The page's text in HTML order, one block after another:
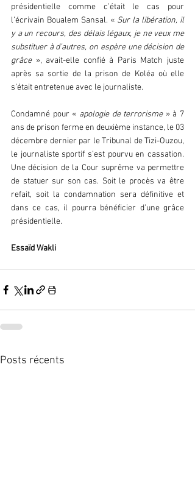
présidentielle comme c’était le cas pour
l’écrivain Boualem Sansal. « Sur la libération, il
y a un recours, des délais légaux, je ne veux me
substituer à d’autres, on espère une décision de
grâce », avait-elle confié à Paris Match juste
après sa sortie de la prison de Koléa où elle
s’était entretenue avec le journaliste.
Condamné pour « apologie de terrorisme » à 7
ans de prison ferme en deuxième instance, le 03
décembre dernier par le Tribunal de Tizi-Ouzou,
le journaliste sportif s’est pourvu en cassation.
Une décision de la Cour suprême va permettre
de statuer sur son cas. Soit le procès va être
refait, soit la condamnation sera définitive et
dans ce cas, il pourra bénéficier d’une grâce
présidentielle.
Essaïd Wakli
Posts récents